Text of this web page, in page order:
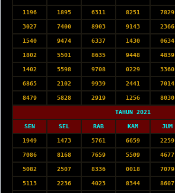
1196 1895 6311 8251 7829
3027 7400 8903 9143 2366
1540 9474 6337 1430 0634
1802 5501 8635 9448 4839
1402 5598 9708 0229 3360
6865 2102 9939 2441 7014
8479 5828 2919 1256 8030
TAHUN 2021
SEN SEL RAB KAM JUM
1949 1473 5761 6659 2259
7086 8168 7659 5509 4677
5082 2507 8336 0018 7079
5113 2236 4023 8344 8607